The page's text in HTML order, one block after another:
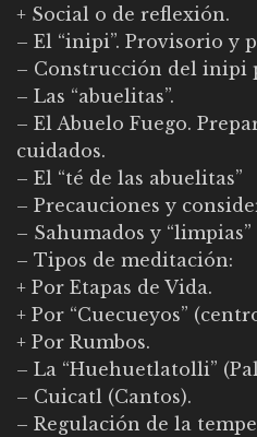
+ Social o de reflexión.
– El “inipi”. Provisorio y
– Construcción del inipi
– Las “abuelitas”.
– El Abuelo Fuego.
cuidados.
– El “té de las abuelitas”
– Precauciones y
– Sahumados y “limpias”
– Tipos de meditación:
+ Por Etapas de Vida.
+ Por “Cuecueyos”
+ Por Rumbos.
– La “Huehuetlatolli”
– Cuicatl (Cantos).
– Regulación de la